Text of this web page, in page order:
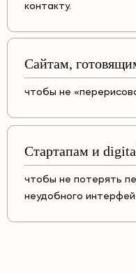
контакту.
Сайтам,
чтобы не
Стартапам и
чтобы не потерять
неудобного